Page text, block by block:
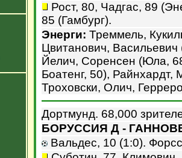
Рост, 80, Чадгас, 89
85 (Гамбург).
Энерги: Треммель,
Цвитанович,
Йелич, Соренсен (Юла,
Боатенг, 50),
Троховски, Олич,
Дортмунд. 68,000
БОРУССИЯ Д -
Вальдес, 10 (1:0).